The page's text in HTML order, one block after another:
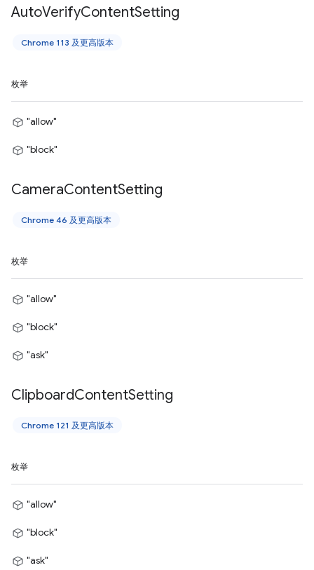
AutoVerifyContentSetting
Chrome 113 及更高版本
枚举
"allow"
"block"
CameraContentSetting
Chrome 46 及更高版本
枚举
"allow"
"block"
"ask"
ClipboardContentSetting
Chrome 121 及更高版本
枚举
"allow"
"block"
"ask"